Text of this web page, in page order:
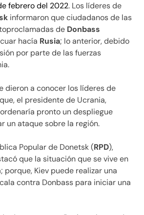
febrero del 2022. Los líderes de
informaron que ciudadanos de las
de Donbass
hacía Rusia; lo anterior, debido
por parte de las fuerzas
dieron a conocer los líderes de
el presidente de Ucrania,
pronto un despliegue
un ataque sobre la región.
Popular de Donetsk (RPD),
que la situación que se vive en
porque, Kiev puede realizar una
contra Donbass para iniciar una